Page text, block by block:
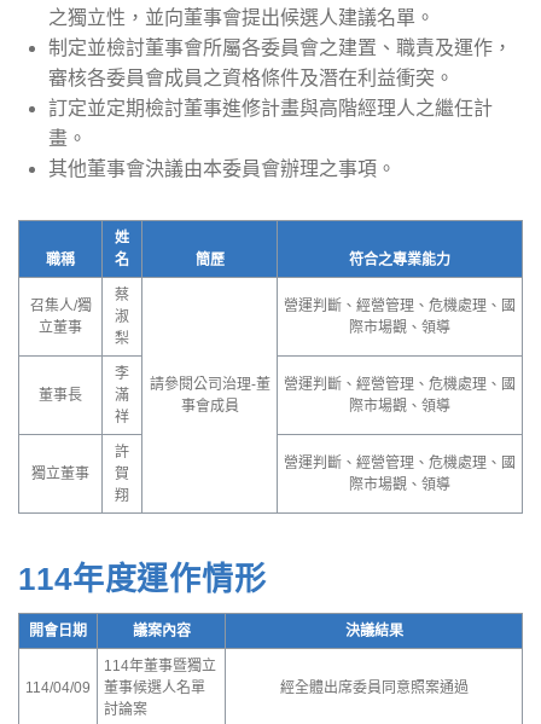
之獨立性，並向董事會提出候選人建議名單。
制定並檢討董事會所屬各委員會之建置、職責及運作，
審核各委員會成員之資格條件及潛在利益衝突。
訂定並定期檢討董事進修計畫與高階經理人之繼任計
畫。
其他董事會決議由本委員會辦理之事項。
職稱
姓
名
簡歷 符合之專業能力
召集人/獨
立董事
蔡
淑
梨
請參閱公司治理-董
事會成員
營運判斷、經營管理、危機處理、國
際市場觀、領導
董事長
李
滿
祥
營運判斷、經營管理、危機處理、國
際市場觀、領導
獨立董事
許
賀
翔
營運判斷、經營管理、危機處理、國
際市場觀、領導
114年度運作情形
開會日期 議案內容 決議結果
114/04/09
114年董事暨獨立
董事候選人名單
討論案
經全體出席委員同意照案通過